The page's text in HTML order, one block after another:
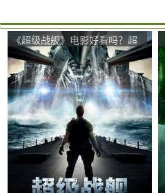
《超级战舰》电影好看吗？超
级战舰影评及简介